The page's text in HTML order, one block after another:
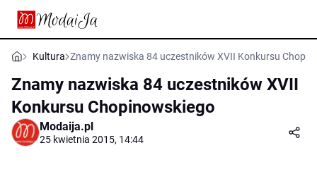
Kultura Znamy nazwiska 84 uczestników XVII Konkursu
Znamy nazwiska 84 uczestników XVII
Konkursu Chopinowskiego
Modaija.pl
25 kwietnia 2015, 14:44